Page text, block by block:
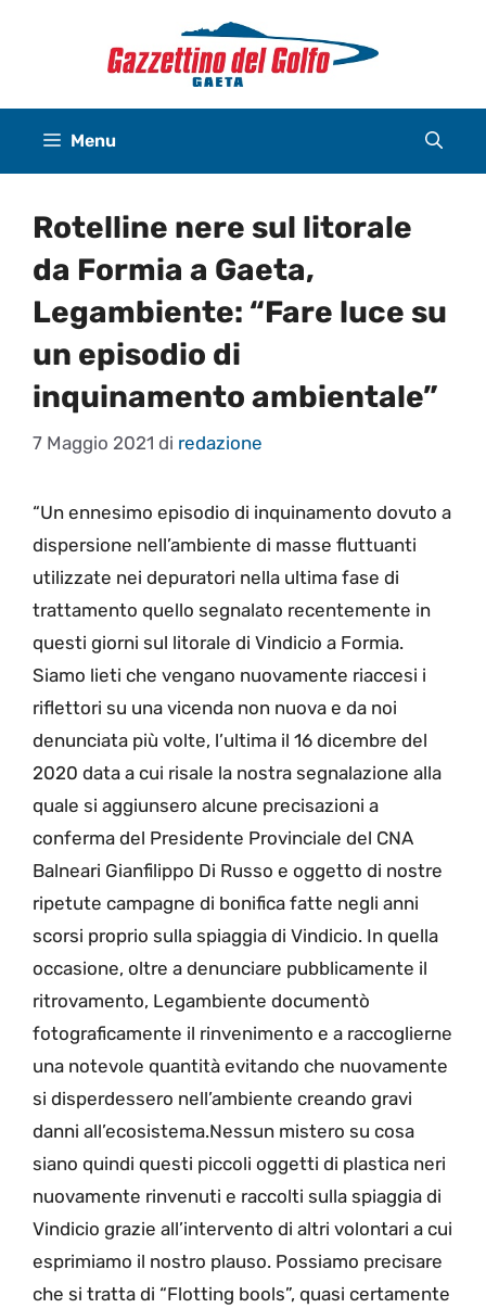
Menu
Rotelline nere sul litorale
da Formia a Gaeta,
Legambiente: “Fare luce su
un episodio di
inquinamento ambientale”
7 Maggio 2021 di redazione
“Un ennesimo episodio di inquinamento dovuto a
dispersione nell’ambiente di masse fluttuanti
utilizzate nei depuratori nella ultima fase di
trattamento quello segnalato recentemente in
questi giorni sul litorale di Vindicio a Formia.
Siamo lieti che vengano nuovamente riaccesi i
riflettori su una vicenda non nuova e da noi
denunciata più volte, l’ultima il 16 dicembre del
2020 data a cui risale la nostra segnalazione alla
quale si aggiunsero alcune precisazioni a
conferma del Presidente Provinciale del CNA
Balneari Gianfilippo Di Russo e oggetto di nostre
ripetute campagne di bonifica fatte negli anni
scorsi proprio sulla spiaggia di Vindicio. In quella
occasione, oltre a denunciare pubblicamente il
ritrovamento, Legambiente documentò
fotograficamente il rinvenimento e a raccoglierne
una notevole quantità evitando che nuovamente
si disperdessero nell’ambiente creando gravi
danni all’ecosistema.Nessun mistero su cosa
siano quindi questi piccoli oggetti di plastica neri
nuovamente rinvenuti e raccolti sulla spiaggia di
Vindicio grazie all’intervento di altri volontari a cui
esprimiamo il nostro plauso. Possiamo precisare
che si tratta di “Flotting bools”, quasi certamente